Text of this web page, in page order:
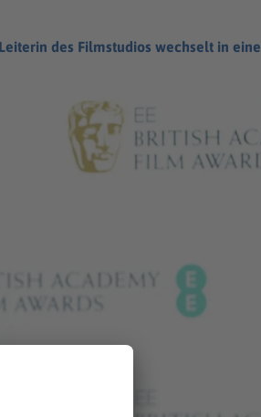
des Filmstudios wechselt in eine